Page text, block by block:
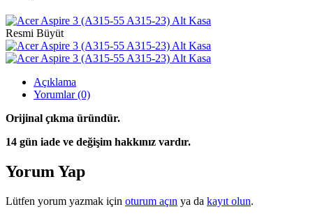
Resmi Büyüt
Açıklama
Yorumlar (0)
Orijinal çıkma üründür.
14 gün iade ve değişim hakkınız vardır.
Yorum Yap
Lütfen yorum yazmak için oturum açın ya da kayıt olun.